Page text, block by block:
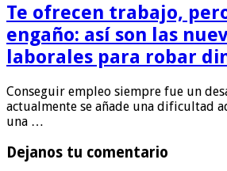
Te ofrecen trabajo,
engaño: así son las
laborales para robar
Conseguir empleo siempre fue un
actualmente se añade una dificultad
una …
Dejanos tu comentario